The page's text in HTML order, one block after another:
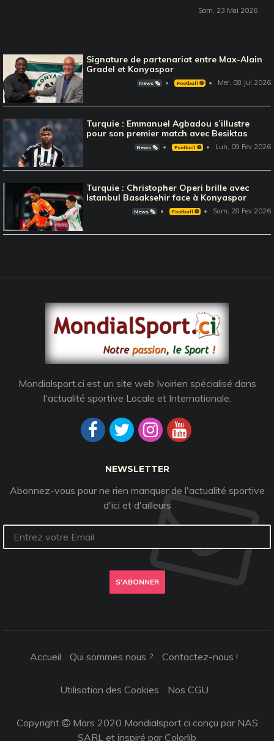
Sam, 23 Mai 2026
Signature de partenariat entre Max-Alain
Gradel et Konyaspor
News 🗞️ Football ⚽️ Mer, 08 Jul 2026
Turquie : Emmanuel Agbadou s’illustre
pour son premier match avec Besiktas
News 🗞️ Football ⚽️ Lun, 09 Fev 2026
Turquie : Christopher Operi brille avec
Istanbul Basaksehir face à Konyaspor
News 🗞️ Football ⚽️ Sam, 28 Fev 2026
Mondialsport.ci est un site web Ivoirien spécialisé dans
l'actualité sportive Locale et Internationale.
NEWSLETTER
Abonnez-vous pour ne rien manquer de l'actualité sportive
d'ici et d'ailleurs
S'ABONNER
Accueil Qui sommes nous ? Contactez-nous !
Utilisation des Cookies Nos CGU
Copyright
Mars 2020 Mondialsport.ci conçu par NAS
SARL et inspiré parColorlib